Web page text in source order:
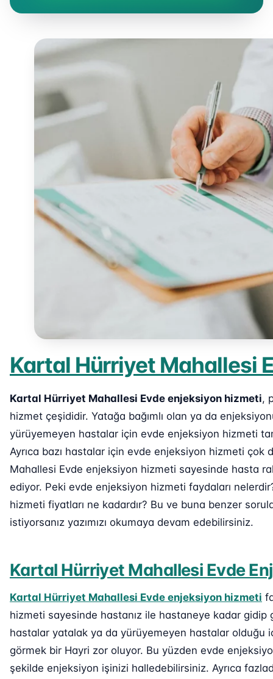
Kartal Hürriyet Mahallesi
Kartal Hürriyet Mahallesi Evde enjeksiyon hizmeti,
hizmet çeşididir. Yatağa bağımlı olan ya da
yürüyemeyen hastalar için evde enjeksiyon hizmeti
Ayrıca bazı hastalar için evde enjeksiyon hizmeti
Mahallesi Evde enjeksiyon hizmeti sayesinde hasta
ediyor. Peki evde enjeksiyon hizmeti faydaları
hizmeti fiyatları ne kadardır? Bu ve buna benzer
istiyorsanız yazımızı okumaya devam edebilirsiniz.
Kartal Hürriyet Mahallesi Evde
Kartal Hürriyet Mahallesi Evde enjeksiyon hizmeti
hizmeti sayesinde hastanız ile hastaneye kadar gidip
hastalar yatalak ya da yürüyemeyen hastalar olduğu
görmek bir Hayri zor oluyor. Bu yüzden evde
şekilde enjeksiyon işinizi halledebilirsiniz. Ayrıca